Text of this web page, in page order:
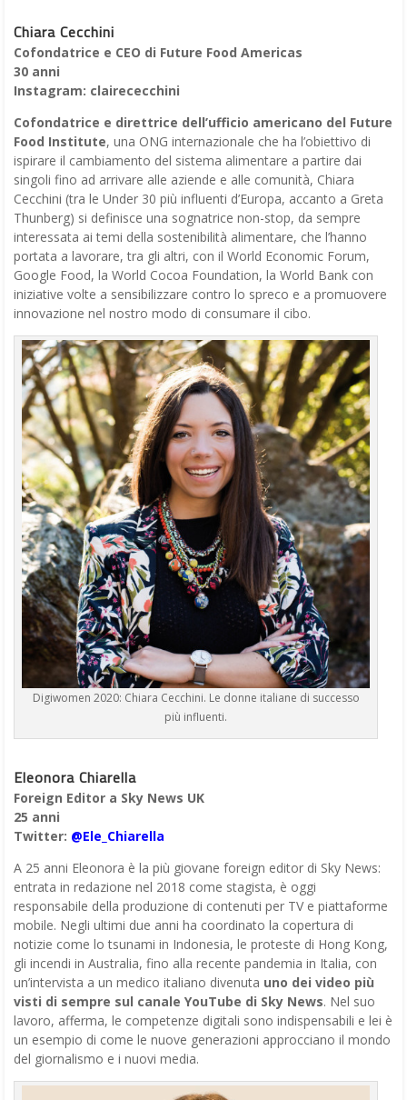
Chiara Cecchini
Cofondatrice e CEO di Future Food Americas
30 anni
Instagram: clairececchini
Cofondatrice e direttrice dell’ufficio americano del Future
Food Institute, una ONG internazionale che ha l’obiettivo di
ispirare il cambiamento del sistema alimentare a partire dai
singoli fino ad arrivare alle aziende e alle comunità, Chiara
Cecchini (tra le Under 30 più influenti d’Europa, accanto a Greta
Thunberg) si definisce una sognatrice non-stop, da sempre
interessata ai temi della sostenibilità alimentare, che l’hanno
portata a lavorare, tra gli altri, con il World Economic Forum,
Google Food, la World Cocoa Foundation, la World Bank con
iniziative volte a sensibilizzare contro lo spreco e a promuovere
innovazione nel nostro modo di consumare il cibo.
Digiwomen 2020: Chiara Cecchini. Le donne italiane di successo
più influenti.
Eleonora Chiarella
Foreign Editor a Sky News UK
25 anni
Twitter: @Ele_Chiarella
A 25 anni Eleonora è la più giovane foreign editor di Sky News:
entrata in redazione nel 2018 come stagista, è oggi
responsabile della produzione di contenuti per TV e piattaforme
mobile. Negli ultimi due anni ha coordinato la copertura di
notizie come lo tsunami in Indonesia, le proteste di Hong Kong,
gli incendi in Australia, fino alla recente pandemia in Italia, con
un’intervista a un medico italiano divenuta uno dei video più
visti di sempre sul canale YouTube di Sky News. Nel suo
lavoro, afferma, le competenze digitali sono indispensabili e lei è
un esempio di come le nuove generazioni approcciano il mondo
del giornalismo e i nuovi media.